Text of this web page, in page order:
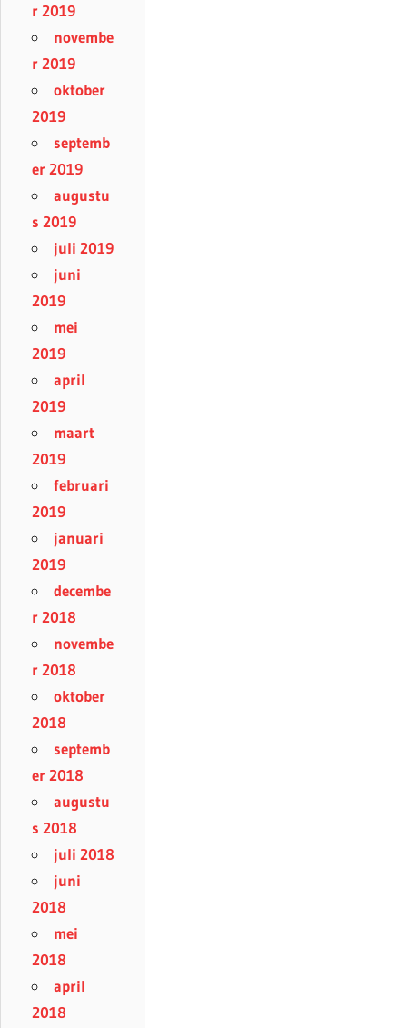
r 2019
novembe
r 2019
oktober
2019
septemb
er 2019
augustu
s 2019
juli 2019
juni
2019
mei
2019
april
2019
maart
2019
februari
2019
januari
2019
decembe
r 2018
novembe
r 2018
oktober
2018
septemb
er 2018
augustu
s 2018
juli 2018
juni
2018
mei
2018
april
2018